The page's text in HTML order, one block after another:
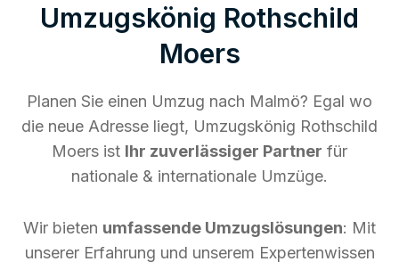
Umzugskönig Rothschild
Moers
Planen Sie einen Umzug nach Malmö? Egal wo
die neue Adresse liegt, Umzugskönig Rothschild
Moers ist Ihr zuverlässiger Partner für
nationale & internationale Umzüge.
Wir bieten umfassende Umzugslösungen: Mit
unserer Erfahrung und unserem Expertenwissen